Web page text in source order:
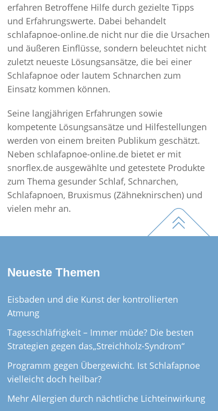
erfahren Betroffene Hilfe durch gezielte Tipps
und Erfahrungswerte. Dabei behandelt
schlafapnoe-online.de nicht nur die die Ursachen
und äußeren Einflüsse, sondern beleuchtet nicht
zuletzt neueste Lösungsansätze, die bei einer
Schlafapnoe oder lautem Schnarchen zum
Einsatz kommen können.
Seine langjährigen Erfahrungen sowie
kompetente Lösungsansätze und Hilfestellungen
werden von einem breiten Publikum geschätzt.
Neben schlafapnoe-online.de bietet er mit
snorflex.de ausgewählte und getestete Produkte
zum Thema gesunder Schlaf, Schnarchen,
Schlafapnoen, Bruxismus (Zähneknirschen) und
vielen mehr an.
Footer
Neueste Themen
Eisbaden und die Kunst der kontrollierten
Atmung
Tagesschläfrigkeit – Immer müde? Die besten
Strategien gegen das„Streichholz-Syndrom“
Programm gegen Übergewicht. Ist Schlafapnoe
vielleicht doch heilbar?
Mehr Allergien durch nächtliche Lichteinwirkung